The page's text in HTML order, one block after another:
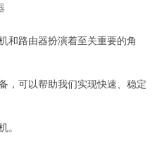
路由器扮演着至关重要的角
可以帮助我们实现快速、稳定